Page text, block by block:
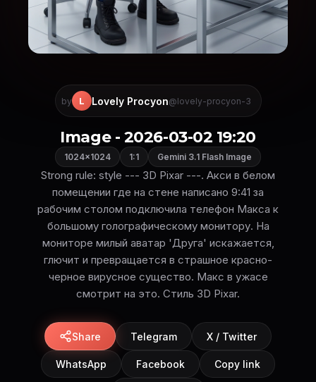
by L Lovely Procyon@lovely-procyon-3
Image - 2026-03-02 19:20
1024×1024 1:1 Gemini 3.1 Flash Image
Strong rule: style --- 3D Pixar ---. Акси в белом
помещении где на стене написано 9:41 за
рабочим столом подключила телефон Макса к
большому голографическому монитору. На
мониторе милый аватар 'Друга' искажается,
глючит и превращается в страшное красно-
черное вирусное существо. Макс в ужасе
смотрит на это. Стиль 3D Pixar.
Share Telegram X / Twitter
WhatsApp Facebook Copy link